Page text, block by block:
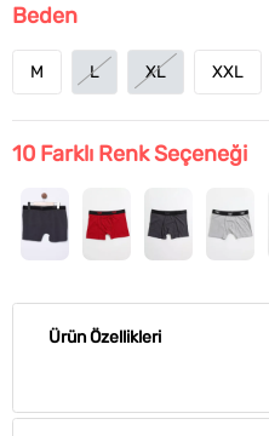
Beden
M L XL XXL
10 Farklı Renk Seçeneği
Ürün Özellikleri